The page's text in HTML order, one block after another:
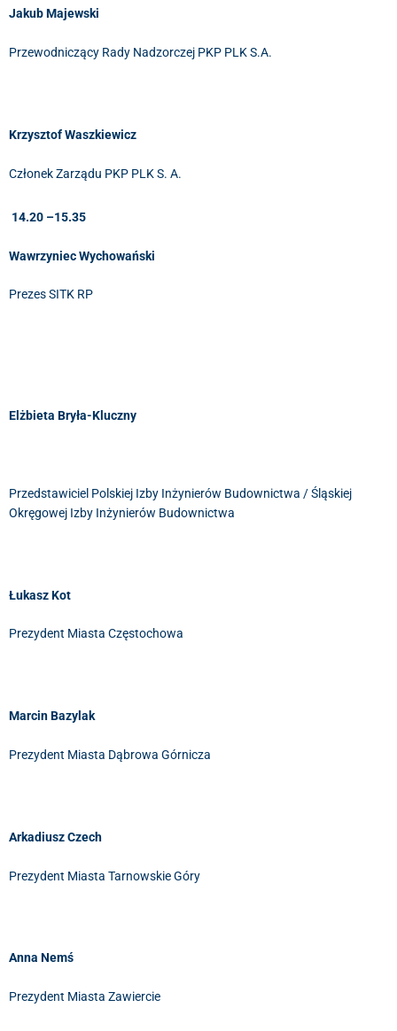
Jakub Majewski
Przewodniczący Rady Nadzorczej PKP PLK S.A.
Krzysztof Waszkiewicz
Członek Zarządu PKP PLK S. A.
14.20 –15.35
Wawrzyniec Wychowański
Prezes SITK RP
Elżbieta Bryła-Kluczny
Przedstawiciel Polskiej Izby Inżynierów Budownictwa / Śląskiej
Okręgowej Izby Inżynierów Budownictwa
Łukasz Kot
Prezydent Miasta Częstochowa
Marcin Bazylak
Prezydent Miasta Dąbrowa Górnicza
Arkadiusz Czech
Prezydent Miasta Tarnowskie Góry
Anna Nemś
Prezydent Miasta Zawiercie